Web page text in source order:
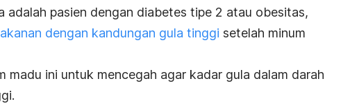
adalah pasien dengan diabetes tipe 2 atau obesitas,
dengan kandungan gula tinggi setelah minum
madu ini untuk mencegah agar kadar gula dalam darah